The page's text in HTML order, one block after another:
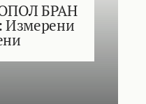
БРАН